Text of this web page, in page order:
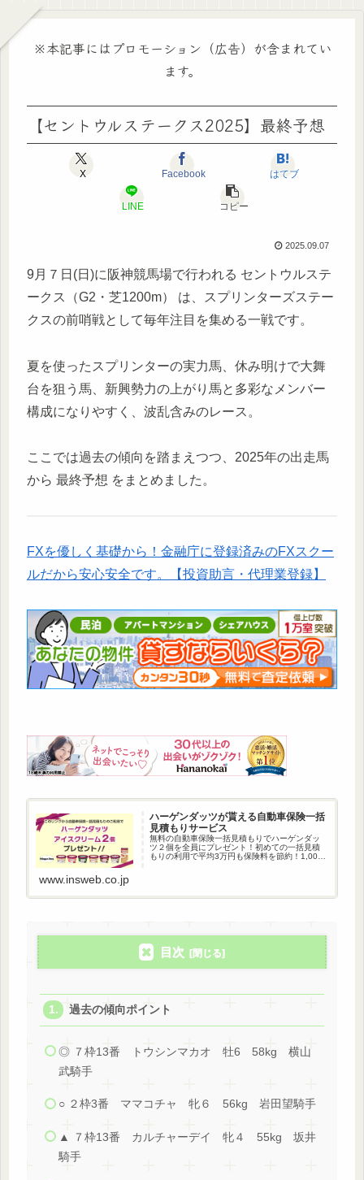
※本記事にはプロモーション（広告）が含まれてい
ます。
【セントウルステークス2025】最終予想
X Facebook はてブ
LINE コピー
2025.09.07
9月７日(日)に阪神競馬場で行われる セントウルステ
ークス（G2・芝1200m） は、スプリンターズステー
クスの前哨戦として毎年注目を集める一戦です。
夏を使ったスプリンターの実力馬、休み明けで大舞
台を狙う馬、新興勢力の上がり馬と多彩なメンバー
構成になりやすく、波乱含みのレース。
ここでは過去の傾向を踏まえつつ、2025年の出走馬
から 最終予想 をまとめました。
FXを優しく基礎から！金融庁に登録済みのFXスクー
ルだから安心安全です。【投資助言・代理業登録】
ハーゲンダッツが貰える自動車保険一括
見積もりサービス
無料の自動車保険一括見積もりでハーゲンダッ
ツ２個を全員にプレゼント！初めての一括見積
もりの利用で平均3万円も保険料を節約！1,000
www.insweb.co.jp
目次
過去の傾向ポイント
◎ ７枠13番 トウシンマカオ 牡6 58kg 横山
武騎手
○ ２枠3番 ママコチャ 牝６ 56kg 岩田望騎手
▲ ７枠13番 カルチャーデイ 牝４ 55kg 坂井
騎手